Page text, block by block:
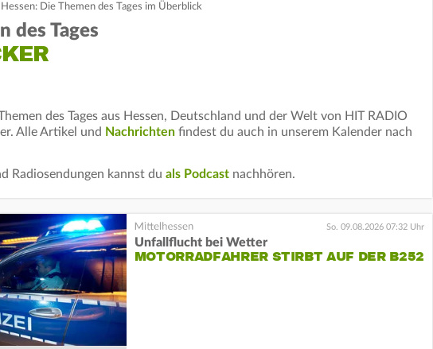
Die Themen des Tages im Überblick
des Tages
des Tages aus Hessen, Deutschland und der Welt von HIT RADIO
Alle Artikel und Nachrichten findest du auch in unserem Kalender nach
Radiosendungen kannst du als Podcast nachhören.
So. 09.08.2026 07:32 Uhr
Unfallflucht bei Wetter
MOTORRADFAHRER STIRBT AUF DER B252